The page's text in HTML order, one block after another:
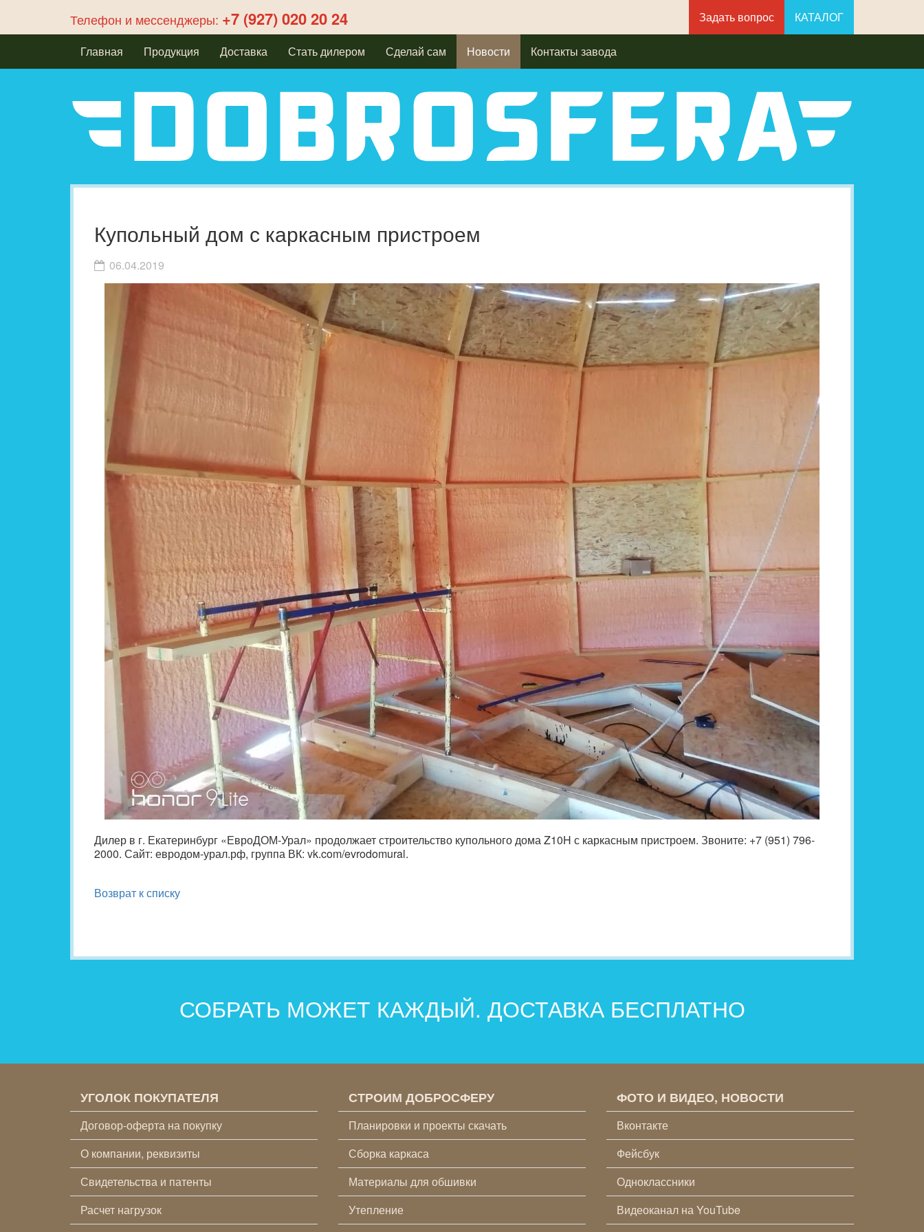
Телефон и мессенджеры: +7 (927) 020 20 24 Задать вопрос КАТАЛОГ
Главная Продукция Доставка Стать дилером Сделай сам Новости Контакты завода
Купольный дом с каркасным пристроем
06.04.2019
Дилер в г. Екатеринбург «ЕвроДОМ-Урал» продолжает строительство купольного дома Z10H с каркасным пристроем. Звоните: +7 (951) 796-
2000. Сайт: евродом-урал.рф, группа ВК: vk.com/evrodomural.
Возврат к списку
СОБРАТЬ МОЖЕТ КАЖДЫЙ. ДОСТАВКА БЕСПЛАТНО
УГОЛОК ПОКУПАТЕЛЯ
Договор-оферта на покупку
О компании, реквизиты
Свидетельства и патенты
Расчет нагрузок
СТРОИМ ДОБРОСФЕРУ
Планировки и проекты скачать
Сборка каркаса
Материалы для обшивки
Утепление
ФОТО И ВИДЕО, НОВОСТИ
Вконтакте
Фейсбук
Одноклассники
Видеоканал на YouTube